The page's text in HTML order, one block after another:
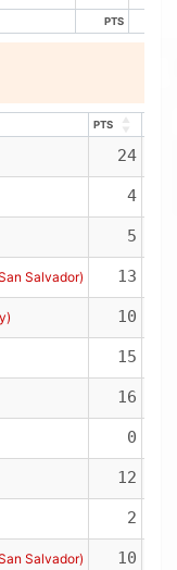
PTS
PTS
PTS
24
4
5
Salvador) 13
10
15
16
0
12
2
Salvador) 10